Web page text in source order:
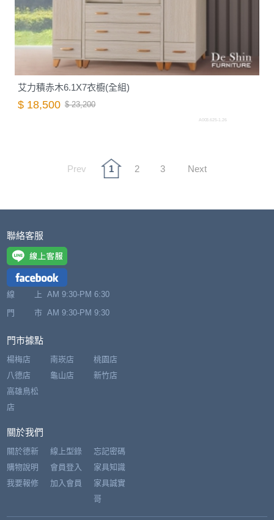
艾力積赤木6.1X7衣櫥(全組)
$ 18,500 $ 23,200
A003.625-1.26
Prev 1 2 3 Next
聯絡客服
線 上 AM 9:30-PM 6:30
門 市 AM 9:30-PM 9:30
門市據點
楊梅店
八德店
南崁店
龜山店
桃園店
新竹店
高雄鳥松
店
關於我們
關於德新
購物說明
我要報修
線上型錄
會員登入
加入會員
忘記密碼
家具知識
家具誠實
哥